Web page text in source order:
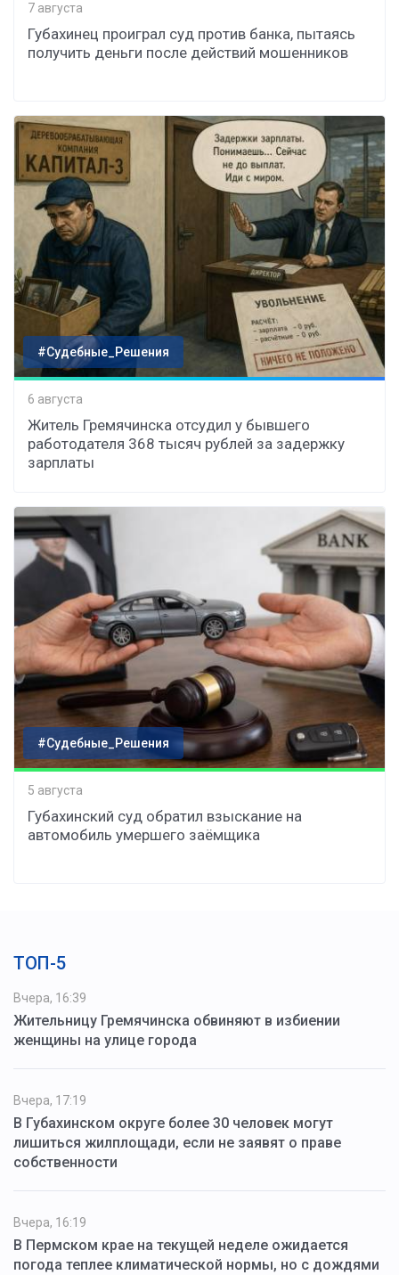
7 августа
Губахинец проиграл суд против банка, пытаясь
получить деньги после действий мошенников
#Судебные_Решения
6 августа
Житель Гремячинска отсудил у бывшего
работодателя 368 тысяч рублей за задержку
зарплаты
#Судебные_Решения
5 августа
Губахинский суд обратил взыскание на
автомобиль умершего заёмщика
ТОП-5
Вчера, 16:39
Жительницу Гремячинска обвиняют в избиении
женщины на улице города
Вчера, 17:19
В Губахинском округе более 30 человек могут
лишиться жилплощади, если не заявят о праве
собственности
Вчера, 16:19
В Пермском крае на текущей неделе ожидается
погода теплее климатической нормы, но с дождями